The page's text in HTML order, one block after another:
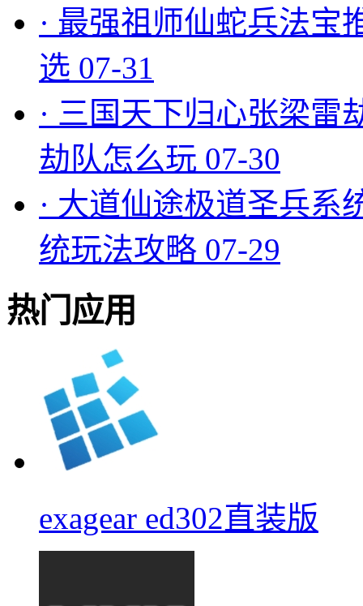
· 最强祖师仙蛇兵法宝
选 07-31
· 三国天下归心张梁雷
劫队怎么玩 07-30
· 大道仙途极道圣兵系
统玩法攻略 07-29
热门应用
exagear ed302直装版